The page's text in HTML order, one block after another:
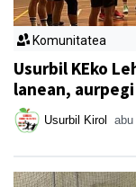
Komunitatea
Usurbil KEko
lanean,
Usurbil Kirol abu